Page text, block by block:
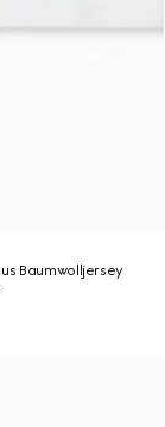
Baumwolljersey